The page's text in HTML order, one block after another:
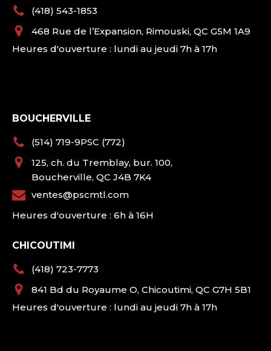
(418) 543-1853
468 Rue de l’Expansion, Rimouski, QC G5M 1A9
Heures d'ouverture : lundi au jeudi 7h à 17h
BOUCHERVILLE
(514) 719-9PSC (772)
125, ch. du Tremblay, bur. 100,
Boucherville, QC J4B 7K4
ventes@pscmtl.com
Heures d'ouverture : 6h à 16H
CHICOUTIMI
(418) 723-7773
841 Bd du Royaume O, Chicoutimi, QC G7H 5B1
Heures d'ouverture : lundi au jeudi 7h à 17h